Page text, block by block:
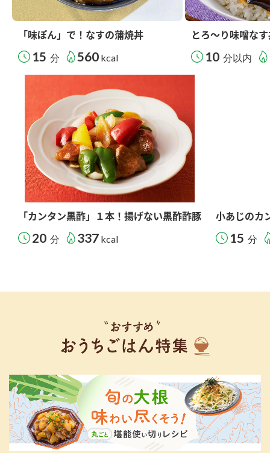
「味ぽん」で！なすの蒲焼丼
15 分 560 kcal
とろ～り味噌な
10 分以内
「カンタン黒酢」１本！揚げない黒酢酢豚
20 分 337 kcal
小あじのカ
15 分